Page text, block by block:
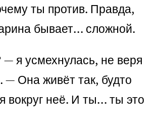
ты против. Правда,
бывает… сложной.
я усмехнулась, не веря
Она живёт так, будто
вокруг неё. И ты… ты это